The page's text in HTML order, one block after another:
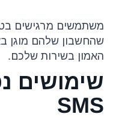
משתמשים מרגישים
שהחשבון שלהם מוגן
האמון בשירות שלכם.
SMS